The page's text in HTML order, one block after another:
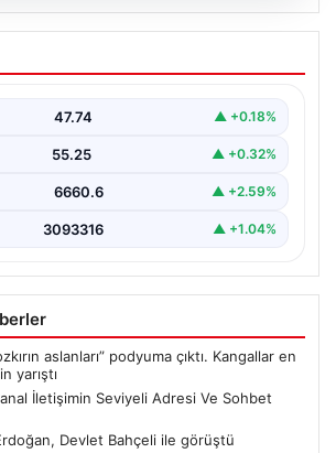
İle Sanal İletişimin Seviyeli
Deneyimi
bir önem taşımaktadır. Günümüzde
47.74 ▲ +0.18%
55.25 ▲ +0.32%
6660.6 ▲ +2.59%
3093316 ▲ +1.04%
aslanları” podyuma çıktı. Kangallar en
yarıştı
İletişimin Seviyeli Adresi Ve Sohbet
Devlet Bahçeli ile görüştü